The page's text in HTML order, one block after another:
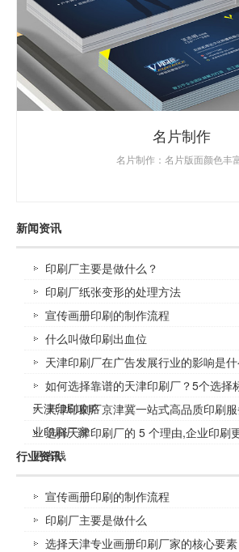
名片制作
名片制作：名片版面颜色丰
新闻资讯
印刷厂主要是做什么？
印刷厂纸张变形的处理方法
宣传画册印刷的制作流程
什么叫做印刷出血位
天津印刷厂在广告发展行业的影响是什
如何选择靠谱的天津印刷厂？5个选择
天津印刷攻略
天津印刷厂京津冀一站式高品质印刷
业印刷厂家
选择天津印刷厂的 5 个理由,企业印刷
更省钱
行业资讯
宣传画册印刷的制作流程
印刷厂主要是做什么
选择天津专业画册印刷厂家的核心要素